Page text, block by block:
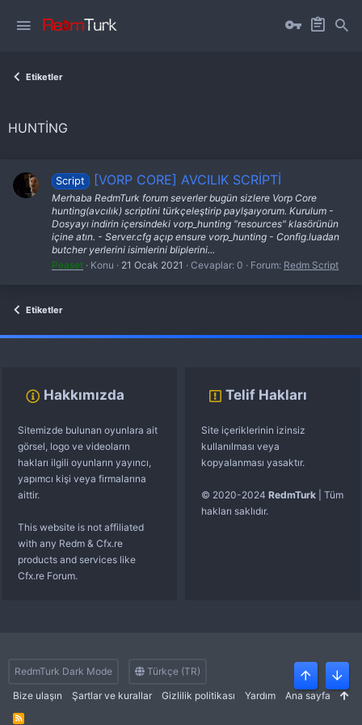
Etiketler
HUNTING
Script [VORP CORE] AVCILIK SCRİPTİ
Merhaba RedmTurk forum severler bugün sizlere Vorp Core
hunting(avcılık) scriptini türkçeleştirip paylşaıyorum. Kurulum -
Dosyayı indirin içersindeki vorp_hunting "resources" klasörünün
içine atın. - Server.cfg açıp ensure vorp_hunting - Config.luadan
butcher yerlerini isimlerini bliplerini...
Peaset
Konu 21 Ocak 2021 Cevaplar: 0 Forum: Redm Script
Etiketler
Hakkımızda
Sitemizde bulunan oyunlara ait
görsel, logo ve videoların
hakları ilgili oyunların yayıncı,
yapımcı kişi veya firmalarına
aittir.
This website is not affiliated
with any Redm & Cfx.re
products and services like
Cfx.re Forum.
Telif Hakları
Site içeriklerinin izinsiz
kullanılması veya
kopyalanması yasaktır.
© 2020-2024 RedmTurk | Tüm
hakları saklıdır.
RedmTurk Dark Mode
Türkçe (TR)
Bize ulaşın
Şartlar ve kurallar Gizlilik politikası Yardım Ana sayfa
R
Üst Alt